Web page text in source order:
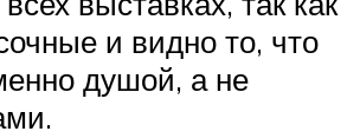
и видно то, что
душой, а не